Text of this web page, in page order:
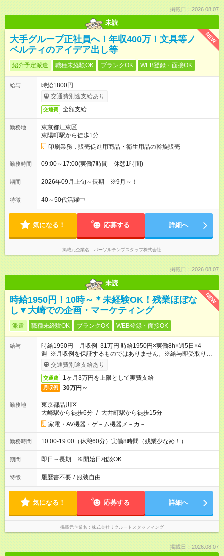
掲載日：2026.08.07
未読
NEW
大手グループ正社員へ！年収400万！文具等ノ
ベルティのアイデア出し等
紹介予定派遣 職種未経験OK ブランクOK WEB登録・面接OK
給与
時給1800円
交通費別途支給あり
交通費 全額支給
勤務地
東京都江東区
東陽町駅から徒歩1分
印刷業務，販売促進用商品・衛生用品の斡旋販売
勤務時間 09:00～17:00(実働7時間 休憩1時間)
期間 2026年09月上旬～長期 ※9月～！
特徴 40～50代活躍中
気になる！ 応募する 詳細へ
掲載元企業名 パーソルテンプスタッフ株式会社
掲載日：2026.08.07
未読
NEW
時給1950円！10時～＊未経験OK！残業ほぼな
し▼大崎での企画・マーケティング
派遣 職種未経験OK ブランクOK WEB登録・面接OK
給与
時給1950円 月収例 31万円 時給1950円×実働8h×週5日×4
週 ※月収例を保証するものではありません。※給与即受取りサ
ービス利用可（利用条件有）
交通費別途支給あり
交通費 1ヶ月3万円を上限として実費支給
月収例 30万円～
勤務地
東京都品川区
大崎駅から徒歩6分 / 大井町駅から徒歩15分
家電・AV機器・ゲ－ム機器メ－カ－
勤務時間 10:00-19:00（休憩60分）実働8時間（残業少なめ！）
期間 即日～長期 ※開始日相談OK
特徴 履歴書不要 / 服装自由
気になる！ 応募する 詳細へ
掲載元企業名 株式会社リクルートスタッフィング
掲載日：2026.08.07